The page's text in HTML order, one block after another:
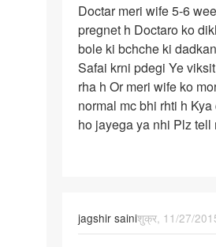
Doctar
meri
wife
5-
6
week
se
Doctar meri wife 5-6
pregnet h Doctaro ko
bole ki bchche ki
Safai krni pdegi Ye
rha h Or meri wife ko
normal mc bhi rhti h
ho jayega ya nhi Plz tell
jagshir sainiशुक्र, 11/27/